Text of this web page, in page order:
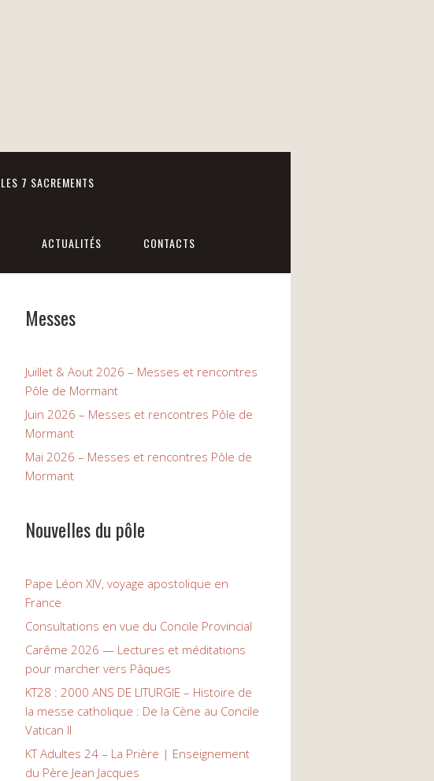
LES 7 SACREMENTS
ACTUALITÉS CONTACTS
Messes
Juillet & Aout 2026 – Messes et rencontres
Pôle de Mormant
Juin 2026 – Messes et rencontres Pôle de
Mormant
Mai 2026 – Messes et rencontres Pôle de
Mormant
Nouvelles du pôle
Pape Léon XIV, voyage apostolique en
France
Consultations en vue du Concile Provincial
Carême 2026 — Lectures et méditations
pour marcher vers Pâques
KT28 : 2000 ANS DE LITURGIE – Histoire de
la messe catholique : De la Cène au Concile
Vatican II
KT Adultes 24 – La Prière | Enseignement
du Père Jean Jacques